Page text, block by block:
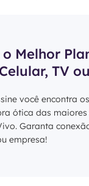
o Melhor
TV
você encontra
ótica das
Garanta
empresa!